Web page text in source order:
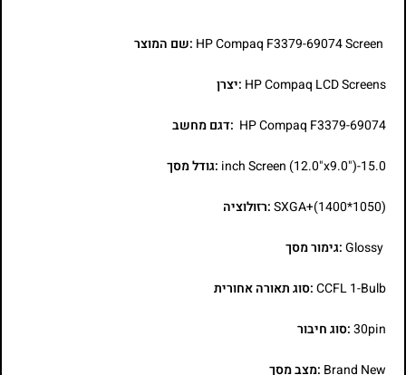
:שם המוצר
HP Compaq LCD Screens :יצרן
HP Compaq F3379-69074 :דגם מחשב
15.0-inch Screen (12.0"x9.0") :גודל מסך
SXGA+(1400*1050):רזולוציה
Glossy:גימור מסך
CCFL 1-Bulb:סוג תאורה אחורית
30pin:סוג חיבור
Brand New :מצב מסך